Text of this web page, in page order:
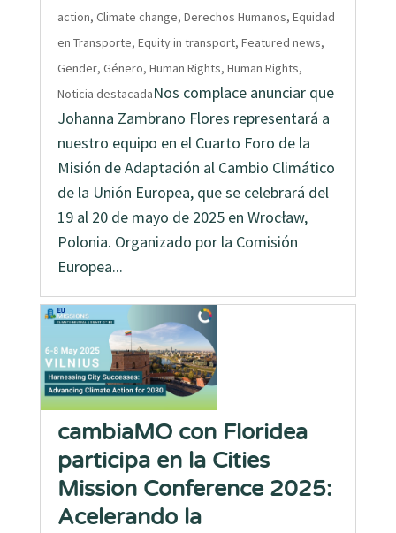
action, Climate change, Derechos Humanos, Equidad
en Transporte, Equity in transport, Featured news,
Gender, Género, Human Rights, Human Rights,
Noticia destacadaNos complace anunciar que
Johanna Zambrano Flores representará a
nuestro equipo en el Cuarto Foro de la
Misión de Adaptación al Cambio Climático
de la Unión Europea, que se celebrará del
19 al 20 de mayo de 2025 en Wrocław,
Polonia. Organizado por la Comisión
Europea...
cambiaMO con Floridea
participa en la Cities
Mission Conference 2025:
Acelerando la